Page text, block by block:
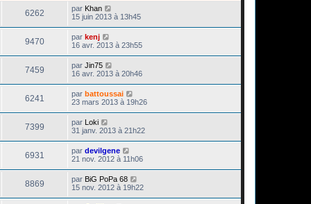
6262 par Khan
15 juin 2013 à 13h45
9470 par kenj
16 avr. 2013 à 23h55
7459 par Jin75
16 avr. 2013 à 20h46
6241 par battoussai
23 mars 2013 à 19h26
7399 par
Loki
31 janv. 2013 à 21h22
6931 par devilgene
21 nov. 2012 à 11h06
8869 par BiG PoPa 68
15 nov. 2012 à 19h22